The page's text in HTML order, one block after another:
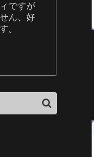
ですが
ん、好
。